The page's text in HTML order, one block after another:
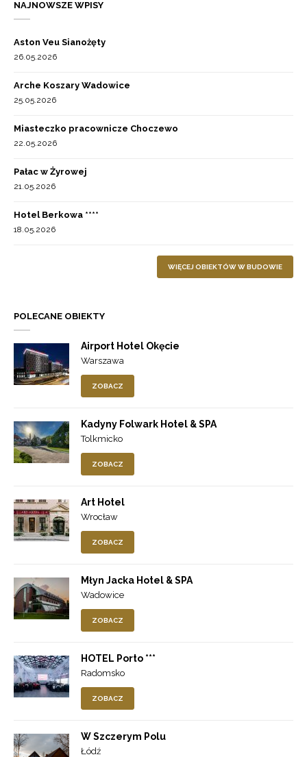
NAJNOWSZE WPISY
Aston Veu Sianożęty
26.05.2026
Arche Koszary Wadowice
25.05.2026
Miasteczko pracownicze Choczewo
22.05.2026
Pałac w Żyrowej
21.05.2026
Hotel Berkowa ****
18.05.2026
WIĘCEJ OBIEKTÓW W BUDOWIE
POLECANE OBIEKTY
Airport Hotel Okęcie
Warszawa
ZOBACZ
Kadyny Folwark Hotel & SPA
Tolkmicko
ZOBACZ
Art Hotel
Wrocław
ZOBACZ
Młyn Jacka Hotel & SPA
Wadowice
ZOBACZ
HOTEL Porto ***
Radomsko
ZOBACZ
W Szczerym Polu
Łódź